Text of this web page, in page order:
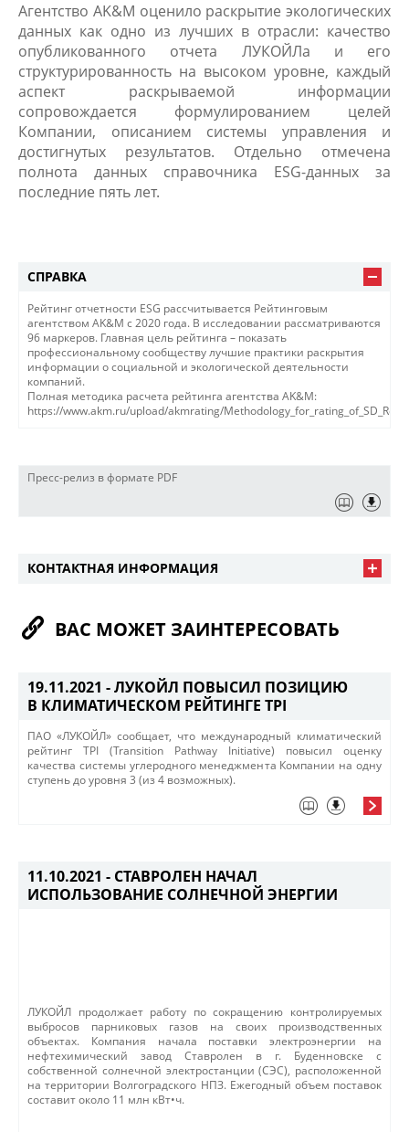
Агентство AK&M оценило раскрытие экологических
данных как одно из лучших в отрасли: качество
опубликованного отчета ЛУКОЙЛа и его
структурированность на высоком уровне, каждый
аспект раскрываемой информации
сопровождается формулированием целей
Компании, описанием системы управления и
достигнутых результатов. Отдельно отмечена
полнота данных справочника ESG-данных за
последние пять лет.
СПРАВКА
Рейтинг отчетности ESG рассчитывается Рейтинговым
агентством AK&M с 2020 года. В исследовании рассматриваются
96 маркеров. Главная цель рейтинга – показать
профессиональному сообществу лучшие практики раскрытия
информации о социальной и экологической деятельности
компаний.
Полная методика расчета рейтинга агентства AK&M:
https://www.akm.ru/upload/akmrating/
Пресс-релиз в формате PDF
КОНТАКТНАЯ ИНФОРМАЦИЯ
ВАС МОЖЕТ ЗАИНТЕРЕСОВАТЬ
19.11.2021 -ЛУКОЙЛ ПОВЫСИЛ ПОЗИЦИЮ
В КЛИМАТИЧЕСКОМ РЕЙТИНГЕ TPI
ПАО «ЛУКОЙЛ» сообщает, что международный климатический
рейтинг TPI (Transition Pathway Initiative) повысил оценку
качества системы углеродного менеджмента Компании на одну
ступень до уровня 3 (из 4 возможных)​.​
11.10.2021 - СТАВРОЛЕН НАЧАЛ
ИСПОЛЬЗОВАНИЕ СОЛНЕЧНОЙ ЭНЕРГИИ
ЛУКОЙЛ продолжает работу по сокращению контролируемых
выбросов парниковых газов на своих производственных
объектах. Компания начала поставки электроэнергии на
нефтехимический завод Ставролен в г. Буденновске с
собственной солнечной электростанции (СЭС), расположенной
на территории Волгоградского НПЗ. Ежегодный объем поставок
составит около 11 млн кВт•ч. ​​